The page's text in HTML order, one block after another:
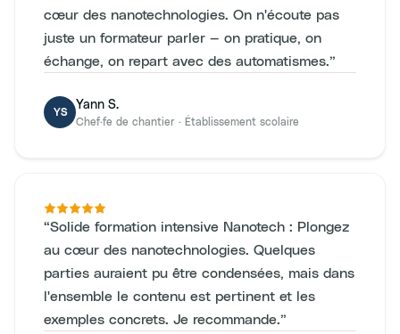
cœur des nanotechnologies. On n'écoute pas
juste un formateur parler — on pratique, on
échange, on repart avec des automatismes.”
YS
Yann S.
Chef·fe de chantier · Établissement scolaire
“Solide formation intensive Nanotech : Plongez
au cœur des nanotechnologies. Quelques
parties auraient pu être condensées, mais dans
l'ensemble le contenu est pertinent et les
exemples concrets. Je recommande.”